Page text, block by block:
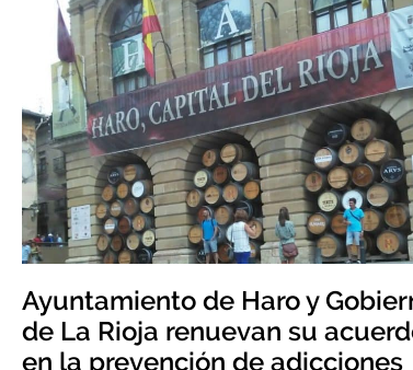
Ayuntamiento de Haro y
de La Rioja renuevan su
en la prevención de adicciones